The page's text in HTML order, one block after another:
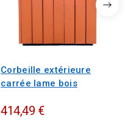
Corbeille extérieure
carrée lame bois
414,49 €